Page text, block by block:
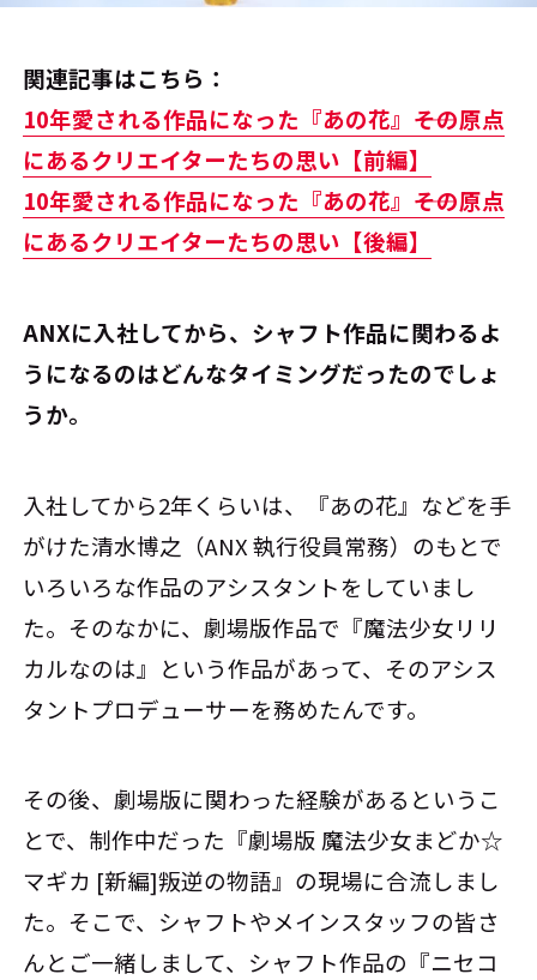
関連記事はこちら：
10年愛される作品になった『あの花』――その原点
にあるクリエイターたちの思い【前編】
10年愛される作品になった『あの花』――その原点
にあるクリエイターたちの思い【後編】
――ANXに入社してから、シャフト作品に関わるよ
うになるのはどんなタイミングだったのでしょ
うか。
入社してから2年くらいは、『あの花』などを手
がけた清水博之（ANX 執行役員常務）のもとで
いろいろな作品のアシスタントをしていまし
た。そのなかに、劇場版作品で『魔法少女リリ
カルなのは』という作品があって、そのアシス
タントプロデューサーを務めたんです。
その後、劇場版に関わった経験があるというこ
とで、制作中だった『劇場版 魔法少女まどか☆
マギカ [新編]叛逆の物語』の現場に合流しまし
た。そこで、シャフトやメインスタッフの皆さ
んとご一緒しまして、シャフト作品の『ニセコ